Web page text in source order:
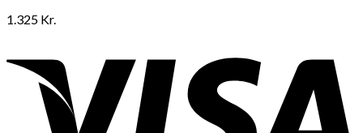
1.325 Kr.